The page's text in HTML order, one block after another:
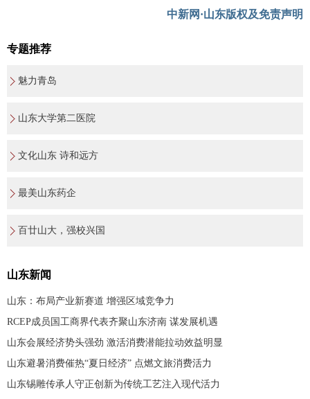
中新网·山东版权及免责声明
专题推荐
魅力青岛
山东大学第二医院
文化山东 诗和远方
最美山东药企
百廿山大，强校兴国
山东新闻
山东：布局产业新赛道 增强区域竞争力
RCEP成员国工商界代表齐聚山东济南 谋发展机遇
山东会展经济势头强劲 激活消费潜能拉动效益明显
山东避暑消费催热“夏日经济” 点燃文旅消费活力
山东锡雕传承人守正创新为传统工艺注入现代活力